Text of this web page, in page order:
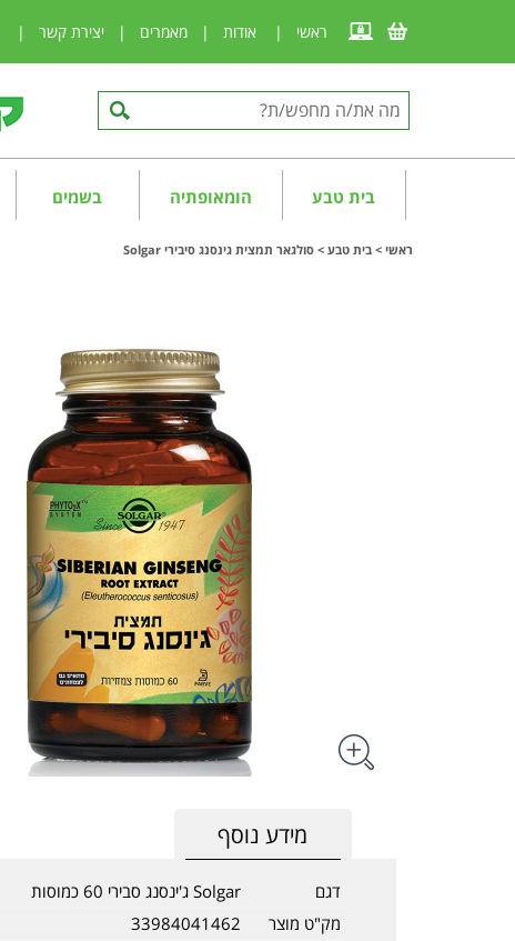
ראשי | אודות | מאמרים | יצירת קשר |
בית טבע הומאופתיה בשמים
ראשי > בית טבע > סולגאר תמצית גינסנג סיבירי Solgar
מידע נוסף
דגם
Solgar ג'ינסנג סבירי 60 כמוסות
מק"ט מוצר
33984041462